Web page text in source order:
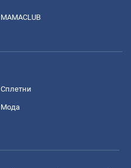
MAMACLUB
Сплетни
Мода